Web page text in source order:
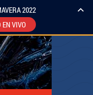
2022
EN VIVO